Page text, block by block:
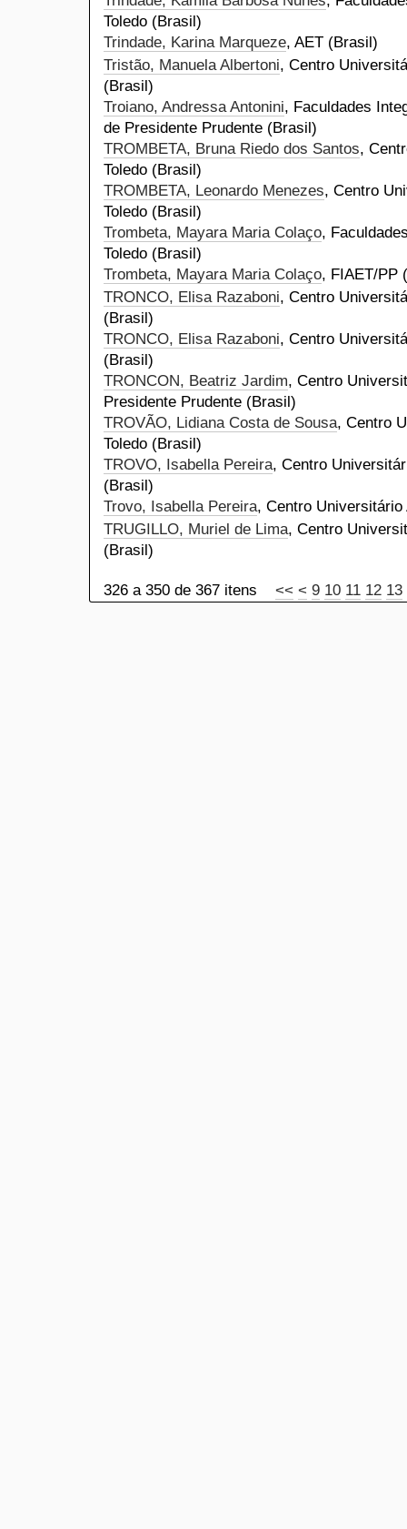
Toledo (Brasil)
Trindade, Karina Marqueze, AET (Brasil)
Tristão, Manuela Albertoni, Centro
(Brasil)
Troiano, Andressa Antonini, Faculdades
de Presidente Prudente (Brasil)
TROMBETA, Bruna Riedo dos Santos,
Toledo (Brasil)
TROMBETA, Leonardo Menezes, Centro
Toledo (Brasil)
Trombeta, Mayara Maria Colaço,
Toledo (Brasil)
Trombeta, Mayara Maria Colaço, FIAET/PP
TRONCO, Elisa Razaboni, Centro
(Brasil)
TRONCO, Elisa Razaboni, Centro
(Brasil)
TRONCON, Beatriz Jardim, Centro
Presidente Prudente (Brasil)
TROVÃO, Lidiana Costa de Sousa, Centro
Toledo (Brasil)
TROVO, Isabella Pereira, Centro
(Brasil)
Trovo, Isabella Pereira, Centro Universitário
TRUGILLO, Muriel de Lima, Centro
(Brasil)
326 a 350 de 367 itens << < 9 10 11 12 13